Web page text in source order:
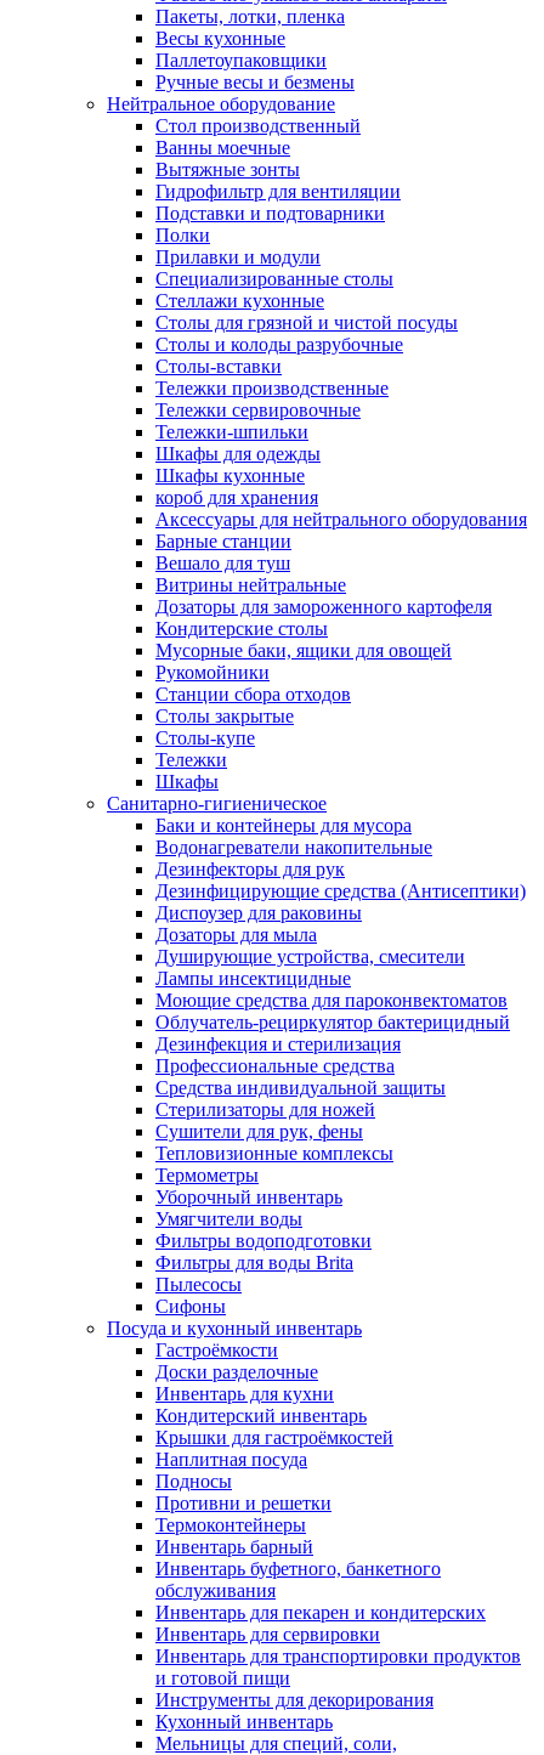
Пакеты, лотки, пленка
Весы кухонные
Паллетоупаковщики
Ручные весы и безмены
Нейтральное оборудование
Cтол производственный
Ванны моечные
Вытяжные зонты
Гидрофильтр для вентиляции
Подставки и подтоварники
Полки
Прилавки и модули
Специализированные столы
Стеллажи кухонные
Столы для грязной и чистой посуды
Столы и колоды разрубочные
Столы-вставки
Тележки производственные
Тележки сервировочные
Тележки-шпильки
Шкафы для одежды
Шкафы кухонные
короб для хранения
Аксессуары для нейтрального оборудования
Барные станции
Вешало для туш
Витрины нейтральные
Дозаторы для замороженного картофеля
Кондитерские столы
Мусорные баки, ящики для овощей
Рукомойники
Станции сбора отходов
Столы закрытые
Столы-купе
Тележки
Шкафы
Санитарно-гигиеническое
Баки и контейнеры для мусора
Водонагреватели накопительные
Дезинфекторы для рук
Дезинфицирующие средства (Антисептики)
Диспоузер для раковины
Дозаторы для мыла
Душирующие устройства, смесители
Лампы инсектицидные
Моющие средства для пароконвектоматов
Облучатель-рециркулятор бактерицидный
Дезинфекция и стерилизация
Профессиональные средства
Средства индивидуальной защиты
Стерилизаторы для ножей
Сушители для рук, фены
Тепловизионные комплексы
Термометры
Уборочный инвентарь
Умягчители воды
Фильтры водоподготовки
Фильтры для воды Brita
Пылесосы
Сифоны
Посуда и кухонный инвентарь
Гастроёмкости
Доски разделочные
Инвентарь для кухни
Кондитерский инвентарь
Крышки для гастроёмкостей
Наплитная посуда
Подносы
Противни и решетки
Термоконтейнеры
Инвентарь барный
Инвентарь буфетного, банкетного
обслуживания
Инвентарь для пекарен и кондитерских
Инвентарь для сервировки
Инвентарь для транспортировки продуктов
и готовой пищи
Инструменты для декорирования
Кухонный инвентарь
Мельницы для специй, соли,